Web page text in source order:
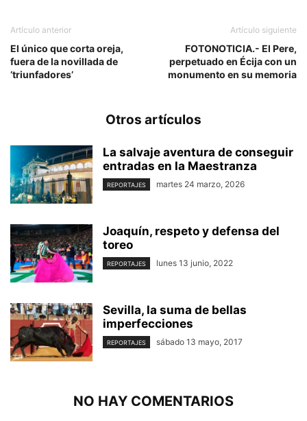
Artículo anterior
El único que corta oreja,
fuera de la novillada de
‘triunfadores’
Artículo siguiente
FOTONOTICIA.- El Pere,
perpetuado en Écija con un
monumento en su memoria
Otros artículos
La salvaje aventura de conseguir
entradas en la Maestranza
REPORTAJES martes 24 marzo, 2026
Joaquín, respeto y defensa del
toreo
REPORTAJES lunes 13 junio, 2022
Sevilla, la suma de bellas
imperfecciones
REPORTAJES sábado 13 mayo, 2017
NO HAY COMENTARIOS